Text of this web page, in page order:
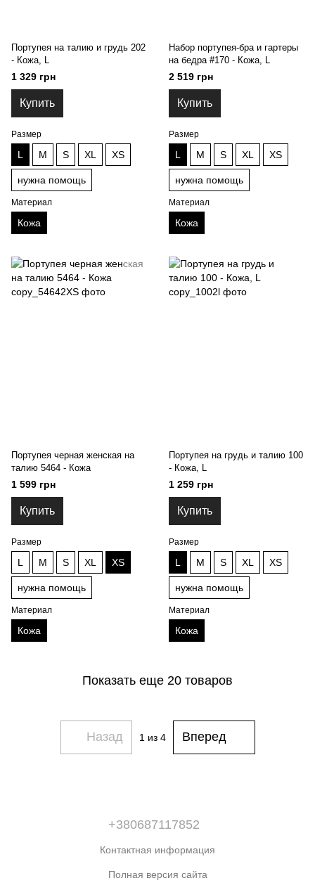
Портупея на талию и грудь 202
- Кожа, L
1 329 грн
Купить
Размер
L M S XL XS
нужна помощь
Материал
Кожа
Набор портупея-бра и гартеры
на бедра #170 - Кожа, L
2 519 грн
Купить
Размер
L M S XL XS
нужна помощь
Материал
Кожа
Портупея черная женская на
талию 5464 - Кожа
1 599 грн
Купить
Размер
L M S XL XS
нужна помощь
Материал
Кожа
Портупея на грудь и талию 100
- Кожа, L
1 259 грн
Купить
Размер
L M S XL XS
нужна помощь
Материал
Кожа
Показать еще 20 товаров
Назад 1 из 4 Вперед
+380687117852
Контактная информация
Полная версия сайта